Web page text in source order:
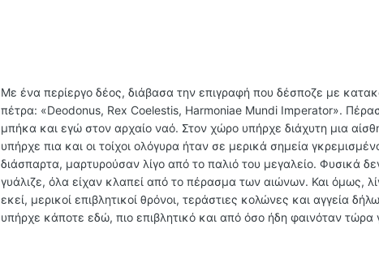
Με ένα περίεργο δέος, διάβασα την επιγραφή που δέσποζε με
πέτρα: «Deodonus, Rex Coelestis, Harmoniae Mundi Imperator».
μπήκα και εγώ στον αρχαίο ναό. Στον χώρο υπήρχε διάχυτη μια
υπήρχε πια και οι τοίχοι ολόγυρα ήταν σε μερικά σημεία
διάσπαρτα, μαρτυρούσαν λίγο από το παλιό του μεγαλείο. Φυσικά
γυάλιζε, όλα είχαν κλαπεί από το πέρασμα των αιώνων. Και όμως,
εκεί, μερικοί επιβλητικοί θρόνοι, τεράστιες κολώνες και αγγεία
υπήρχε κάποτε εδώ, πιο επιβλητικό και από όσο ήδη φαινόταν τώρα